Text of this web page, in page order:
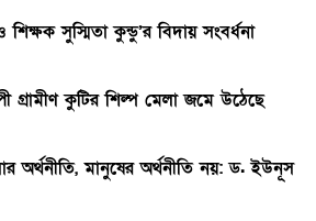
সুস্মিতা কুন্ডু’র বিদায় সংবর্ধনা
গ্রামীণ কুটির শিল্প মেলা জমে উঠেছে
অর্থনীতি, মানুষের অর্থনীতি নয়: ড. ইউনূস